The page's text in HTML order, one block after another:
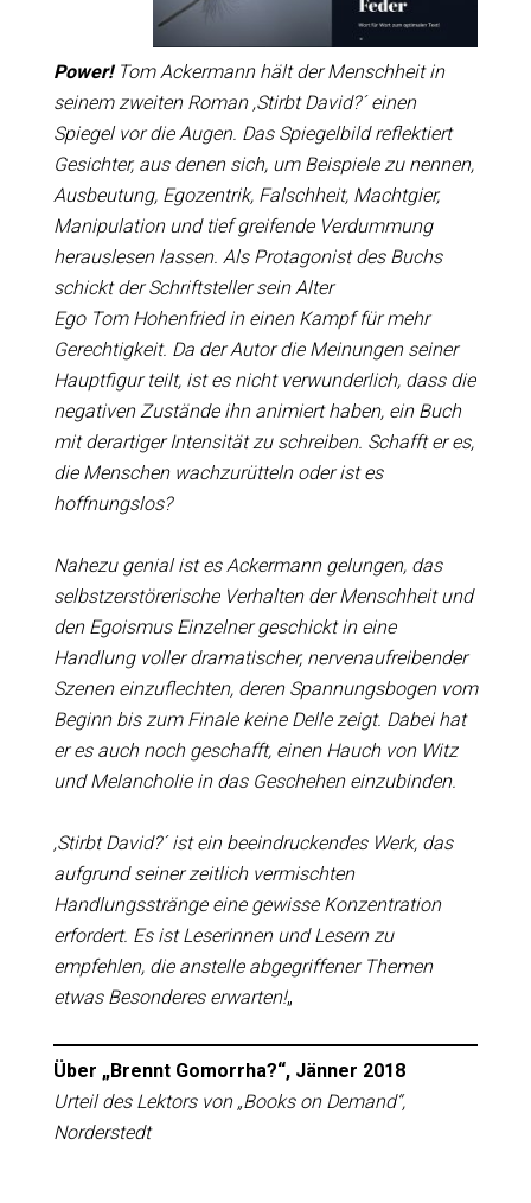
Power! Tom Ackermann hält der Menschheit in
seinem zweiten Roman ‚Stirbt David?´ einen
Spiegel vor die Augen. Das Spiegelbild reflektiert
Gesichter, aus denen sich, um Beispiele zu nennen,
Ausbeutung, Egozentrik, Falschheit, Machtgier,
Manipulation und tief greifende Verdummung
herauslesen lassen. Als Protagonist des Buchs
schickt der Schriftsteller sein Alter
Ego Tom Hohenfried in einen Kampf für mehr
Gerechtigkeit. Da der Autor die Meinungen seiner
Hauptfigur teilt, ist es nicht verwunderlich, dass die
negativen Zustände ihn animiert haben, ein Buch
mit derartiger Intensität zu schreiben. Schafft er es,
die Menschen wachzurütteln oder ist es
hoffnungslos?
Nahezu genial ist es Ackermann gelungen, das
selbstzerstörerische Verhalten der Menschheit und
den Egoismus Einzelner geschickt in eine
Handlung voller dramatischer, nervenaufreibender
Szenen einzuflechten, deren Spannungsbogen vom
Beginn bis zum Finale keine Delle zeigt. Dabei hat
er es auch noch geschafft, einen Hauch von Witz
und Melancholie in das Geschehen einzubinden.
‚Stirbt David?´ ist ein beeindruckendes Werk, das
aufgrund seiner zeitlich vermischten
Handlungsstränge eine gewisse Konzentration
erfordert. Es ist Leserinnen und Lesern zu
empfehlen, die anstelle abgegriffener Themen
etwas Besonderes erwarten!„
Über „Brennt Gomorrha?“, Jänner 2018
Urteil des Lektors von „Books on Demand“,
Norderstedt